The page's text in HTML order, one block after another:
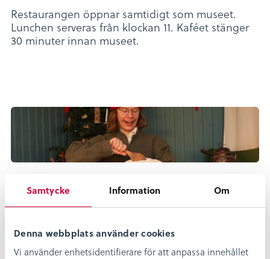
Samtycke Information Om
Denna webbplats använder cookies
Vi använder enhetsidentifierare för att anpassa innehållet
Restaurangen öppnar samtidigt som museet.
Lunchen serveras från klockan 11. Kaféet stänger
30 minuter innan museet.
Dela:
Dela
på
facebooktwitter
Dela
på
linkedin
Dela
på
pinterest